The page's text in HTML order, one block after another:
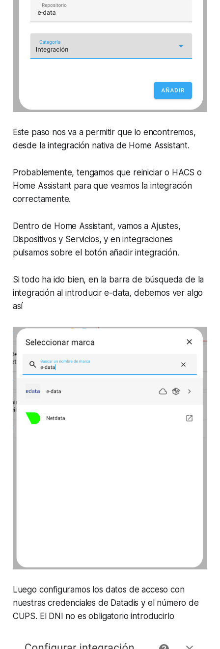
Este paso nos va a permitir que lo encontremos,
desde la integración nativa de Home Assistant.
Probablemente, tengamos que reiniciar o HACS o
Home Assistant para que veamos la integración
correctamente.
Dentro de Home Assistant, vamos a Ajustes,
Dispositivos y Servicios, y en integraciones
pulsamos sobre el botón añadir integración.
Si todo ha ido bien, en la barra de búsqueda de la
integración al introducir e-data, debemos ver algo
así
Luego configuramos los datos de acceso con
nuestras credenciales de Datadis y el número de
CUPS. El DNI no es obligatorio introducirlo